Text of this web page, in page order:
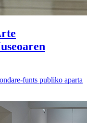
funts publiko aparta